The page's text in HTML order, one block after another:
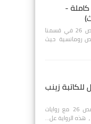
-
مرحباً بكم أصدقائي وأحبابي في موقعنا قصص 26 في قسمنا
رومانسية حيث
زينب
مرحباً بكم أصدقائي وأحبابي في موقعنا قصص 26 مع روايات
هذه الرواية عل…